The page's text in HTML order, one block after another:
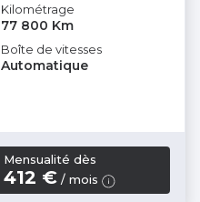
Kilométrage
77 800 Km
Boîte de vitesses
Automatique
Mensualité dès
412 € / mois